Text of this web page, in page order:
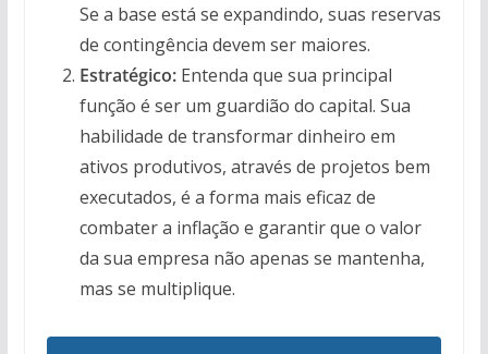
Se a base está se expandindo, suas reservas
de contingência devem ser maiores.
Estratégico:Entenda que sua principal
função é ser um guardião do capital. Sua
habilidade de transformar dinheiro em
ativos produtivos, através de projetos bem
executados, é a forma mais eficaz de
combater a inflação e garantir que o valor
da sua empresa não apenas se mantenha,
mas se multiplique.